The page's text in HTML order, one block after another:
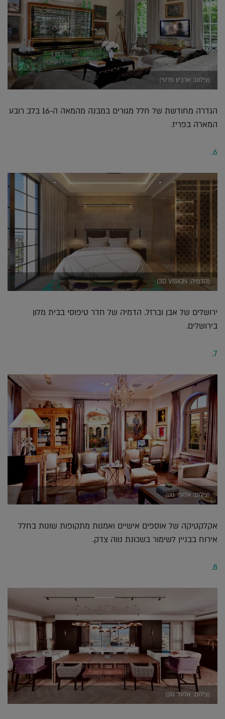
(צילום: ארכיון פרטי)
הגדרה מחודשת של חלל מגורים במבנה מהמאה ה-16 בלב רובע
המארה בפריז.
6.
(הדמיה: 3D VISION)
ירושלים של אבן וברזל. הדמיה של חדר טיפוסי בבית מלון
בירושלים.
7.
(צילום: אלעד גונן)
אקלקטיקה של אוספים אישיים ואמנות מתקופות שונות בחלל
אירוח בבניין לשימור בשכונת נווה צדק.
8.
(צילום: אלעד גונן)